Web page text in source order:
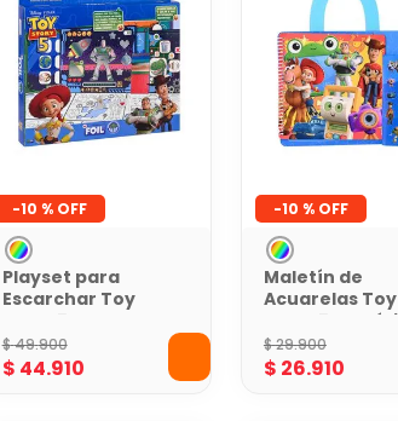
-10 %
Playset para
Escarchar Toy
Manualidades
Brillantes
$49.900
$ 44.910
-10 %
Maletín de
Acuarelas Toy
Story 5 Portátil
para Pintar y
Colorear
$29.900
$ 26.910